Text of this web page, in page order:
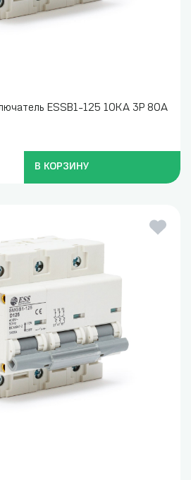
ESSB1-125 10KA 3P 80A
В КОРЗИНУ